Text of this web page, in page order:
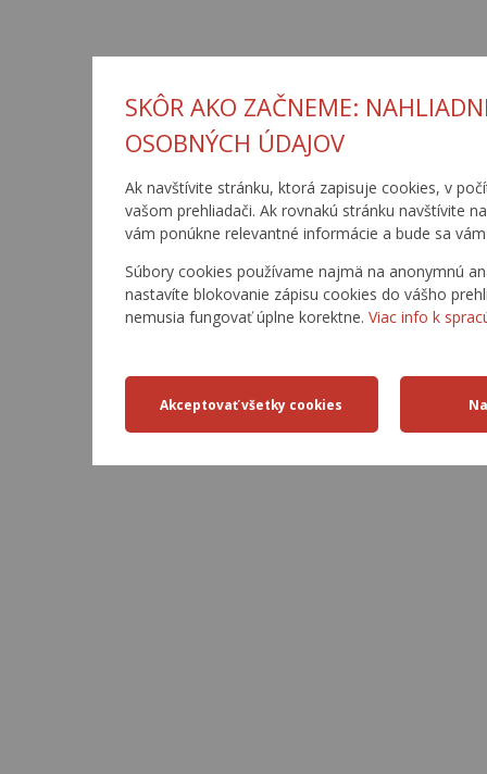
SKÔR AKO ZAČNEME:
OSOBNÝCH ÚDAJOV
Ak navštívite stránku, ktorá zapisuje cookies, v
vašom prehliadači. Ak rovnakú stránku navštívite
vám ponúkne relevantné informácie a bude sa
Súbory cookies používame najmä na anonymnú
nastavíte blokovanie zápisu cookies do vášho
nemusia fungovať úplne korektne. Viac info k